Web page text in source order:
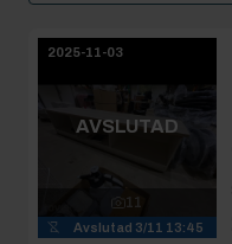
2025-11-03
AVSLUTAD
11
Avslutad 3/11 13:45